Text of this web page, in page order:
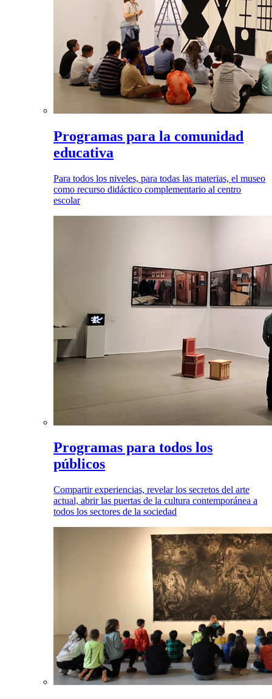
Programas para la comunidad
educativa
Para todos los niveles, para todas las materias, el museo
como recurso didáctico complementario al centro
escolar
Programas para todos los
públicos
Compartir experiencias, revelar los secretos del arte
actual, abrir las puertas de la cultura contemporánea a
todos los sectores de la sociedad